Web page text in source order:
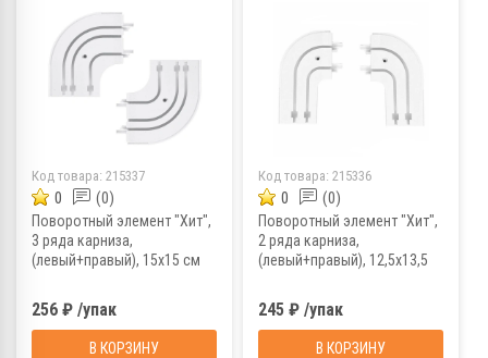
Код товара: 215337
0 (0)
Поворотный элемент "Хит",
3 ряда карниза,
(левый+правый), 15х15 см
256 ₽ /упак
В КОРЗИНУ
Код товара: 215336
0 (0)
Поворотный элемент "Хит",
2 ряда карниза,
(левый+правый), 12,5х13,5
245 ₽ /упак
В КОРЗИНУ